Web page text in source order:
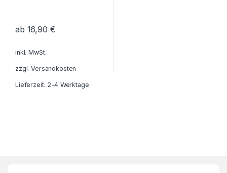
ab 16,90 €
inkl. MwSt.
zzgl.Versandkosten
Lieferzeit: 2-4 Werktage